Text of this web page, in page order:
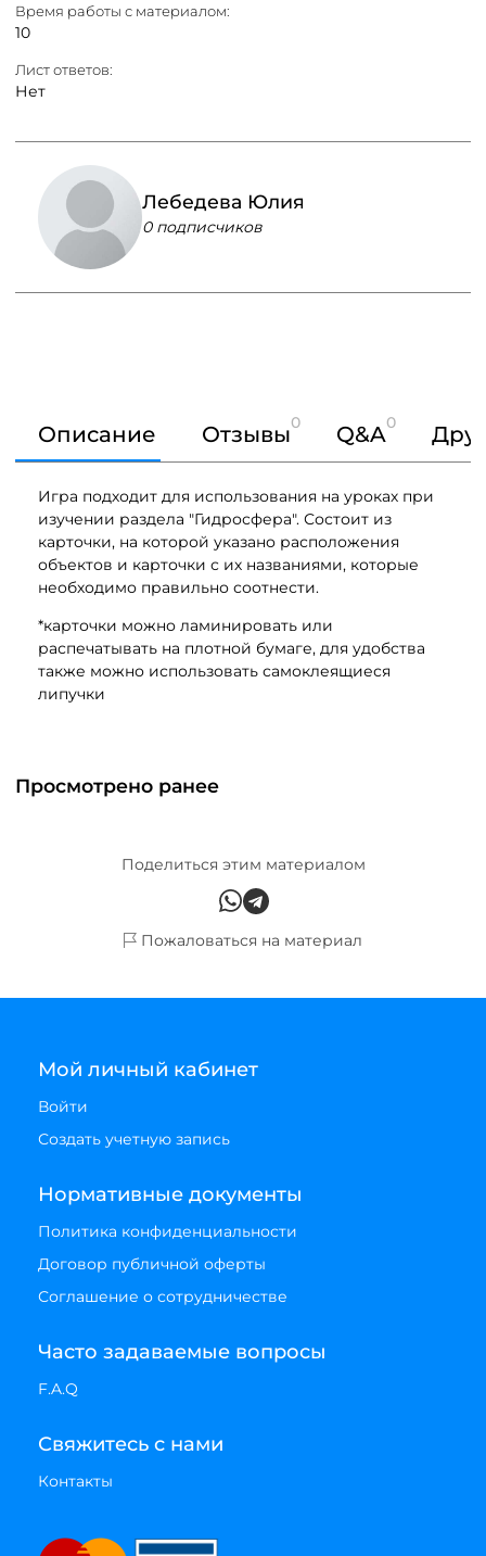
Время работы с материалом:
10
Лист ответов:
Нет
Лебедева Юлия
0 подписчиков
Описание Отзывы0 Q&A0
Игра подходит для использования на уроках при
изучении раздела "Гидросфера". Состоит из
карточки, на которой указано расположения
объектов и карточки с их названиями, которые
необходимо правильно соотнести.
*карточки можно ламинировать или
распечатывать на плотной бумаге, для удобства
также можно использовать самоклеящиеся
липучки
Просмотрено ранее
Поделиться этим материалом
Пожаловаться на материал
Мой личный кабинет
Войти
Создать учетную запись
Нормативные документы
Политика конфиденциальности
Договор публичной оферты
Соглашение о сотрудничестве
Часто задаваемые вопросы
F.A.Q
Свяжитесь с нами
Контакты